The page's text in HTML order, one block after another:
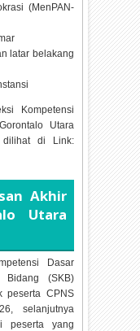
(MenPAN-
latar belakang
Kompetensi
Utara
di Link:
Akhir
Utara
Dasar
Bidang (SKB)
peserta CPNS
selanjutnya
peserta yang